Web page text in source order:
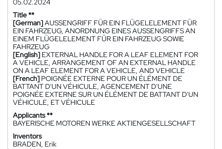
05.02.2024
Title **
[German]AUSSENGRIFF FÜR EIN FLÜGELELEMENT FÜR
EIN FAHRZEUG, ANORDNUNG EINES AUSSENGRIFFS AN
EINEM FLÜGELELEMENT FÜR EIN FAHRZEUG SOWIE
FAHRZEUG
[English] EXTERNAL HANDLE FOR A LEAF ELEMENT FOR
A VEHICLE, ARRANGEMENT OF AN EXTERNAL HANDLE
ON A LEAF ELEMENT FOR A VEHICLE, AND VEHICLE
[French] POIGNÉE EXTERNE POUR UN ÉLÉMENT DE
BATTANT D'UN VÉHICULE, AGENCEMENT D'UNE
POIGNÉE EXTERNE SUR UN ÉLÉMENT DE BATTANT D'UN
VÉHICULE, ET VÉHICULE
Applicants **
BAYERISCHE MOTOREN WERKE AKTIENGESELLSCHAFT
Inventors
BRADEN, Erik